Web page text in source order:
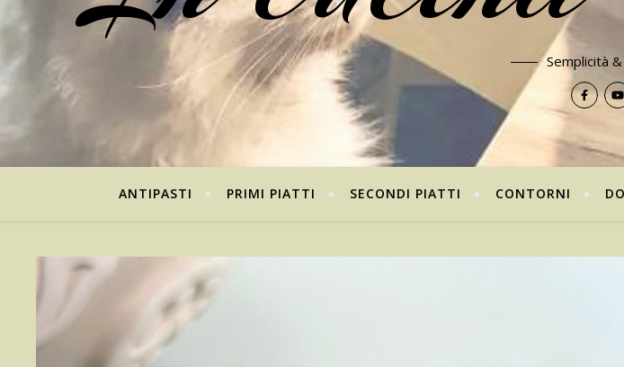
Semplicità
ANTIPASTI PRIMI PIATTI SECONDI PIATTI CONTORNI